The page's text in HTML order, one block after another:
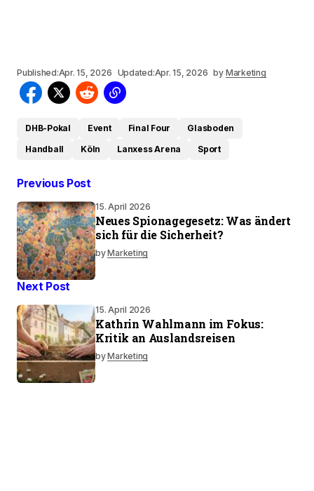
Published:Apr. 15, 2026 Updated:Apr. 15, 2026 by Marketing
DHB-Pokal Event Final Four
Glasboden
Handball
Köln Lanxess Arena Sport
Previous Post
15. April 2026
Neues Spionagegesetz: Was ändert
sich für die Sicherheit?
byMarketing
Next Post
15. April 2026
Kathrin Wahlmann im Fokus:
Kritik an Auslandsreisen
byMarketing